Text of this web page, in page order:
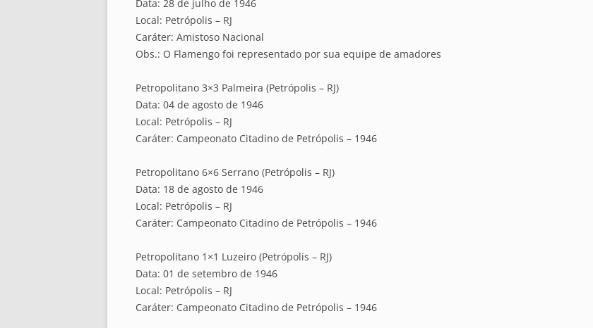
Data: 28 de julho de 1946
Local: Petrópolis – RJ
Caráter: Amistoso Nacional
Obs.: O Flamengo foi representado por sua equipe de amadores
Petropolitano 3×3 Palmeira (Petrópolis – RJ)
Data: 04 de agosto de 1946
Local: Petrópolis – RJ
Caráter: Campeonato Citadino de Petrópolis – 1946
Petropolitano 6×6 Serrano (Petrópolis – RJ)
Data: 18 de agosto de 1946
Local: Petrópolis – RJ
Caráter: Campeonato Citadino de Petrópolis – 1946
Petropolitano 1×1 Luzeiro (Petrópolis – RJ)
Data: 01 de setembro de 1946
Local: Petrópolis – RJ
Caráter: Campeonato Citadino de Petrópolis – 1946